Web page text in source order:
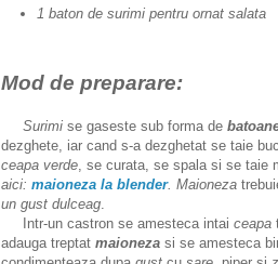
1 baton de surimi pentru ornat salata
Mod de preparare:
Surimi se gaseste sub forma de
dezghete, iar cand s-a dezghetat se taie
ceapa verde, se curata, se spala si se taie
aici: maioneza la blender. Maioneza
un gust dulceag.
Intr-un castron se amesteca intai ceapa
adauga treptat maioneza si se amesteca